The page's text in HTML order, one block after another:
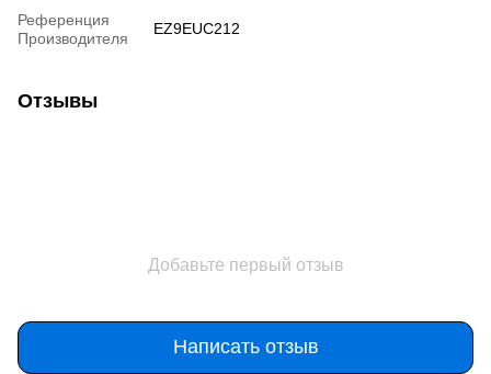
Референция
Производителя
EZ9EUC212
Отзывы
Добавьте первый отзыв
Написать отзыв